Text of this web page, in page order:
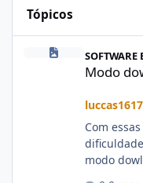
Tópicos
Modo dowloand -
SOFTWARE
Modo
luccas1617
Com
modo